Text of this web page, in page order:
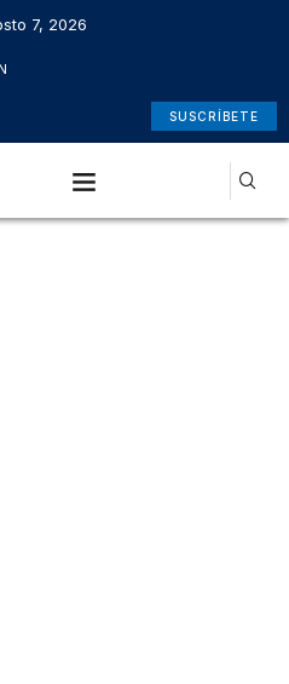
7, 2026
SUSCRÍBETE